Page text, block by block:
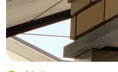
ォームを依頼してくださ
を超えて交流することが
から通学する子どもたち
治見と瀬戸ではとても似